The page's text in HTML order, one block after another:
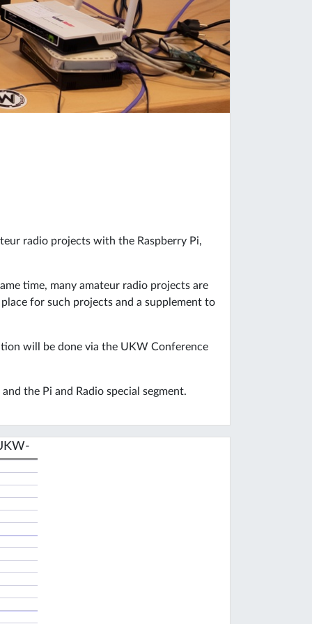
radio projects with the Raspberry Pi,
time, many amateur radio projects are
place for such projects and a supplement to
will be done via the UKW Conference
the Pi and Radio special segment.